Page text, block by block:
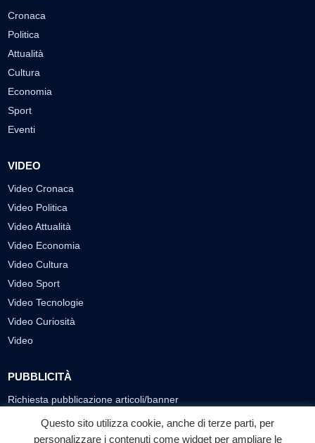
Cronaca
Politica
Attualità
Cultura
Economia
Sport
Eventi
VIDEO
Video Cronaca
Video Politica
Video Attualità
Video Economia
Video Cultura
Video Sport
Video Tecnologie
Video Curiosità
Video
PUBBLICITÀ
Richiesta pubblicazione articoli/banner
SEGUICI SUI SOCIAL
Questo sito utilizza cookie, anche di terze parti, per
personalizzare i contenuti come widget per ampliare le